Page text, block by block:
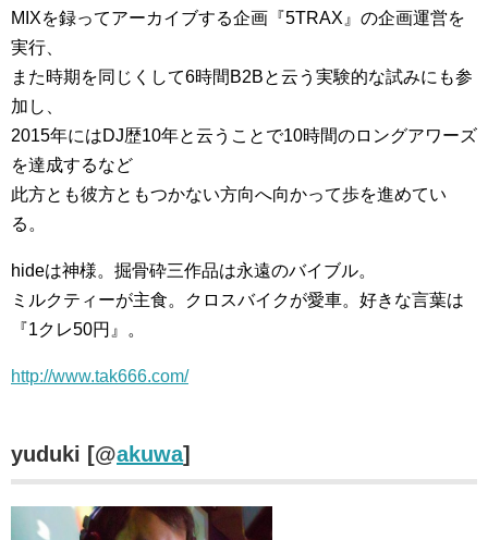
MIXを録ってアーカイブする企画『5TRAX』の企画運営を
実行、
また時期を同じくして6時間B2Bと云う実験的な試みにも参
加し、
2015年にはDJ歴10年と云うことで10時間のロングアワーズ
を達成するなど
此方とも彼方ともつかない方向へ向かって歩を進めてい
る。
hideは神様。掘骨砕三作品は永遠のバイブル。
ミルクティーが主食。クロスバイクが愛車。好きな言葉は
『1クレ50円』。
http://www.tak666.com/
yuduki [@akuwa]